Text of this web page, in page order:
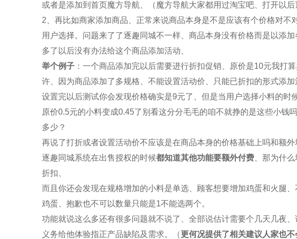
或者是添加到首页魔方导航、（魔方导航大家都用过淘宝吧、打开以后
2 、再比如商家添加商品、正常来说商品本身是不是应该有个价格对
用户选择。问题来了了逐趣同城不一样、商品本身没有价格而是以添
多了以后没有办法给这个商品添加活动、
举个例子 ：一个商品添加完以后需要进行折扣促销、原价是10元我打
许、因为商品添加了多规格、不能设置活动价、只能已折扣的形式添
设置完以后测试你会发现价格确实是9元了、但是当用户选择小料的时
原价0.5元的小料变成0.45了别看这分分毛毛的咱不就挣的是这些小钱
多少？
再说了打折或者设置活动价不应该是在商品本身的价格基础上吗和额外
逐趣同城系统在出售授权的时候都知道其他功能要额外付费 、那为什
折扣、
而且你还会发现在规格增加的小料是单选、顾客想要增加鸡蛋和火腿
鸡蛋、抱歉也不可以数量只能是1不能选两个。
功能就说这么多还有很多问题就不说了、全部说估计需要个几天几夜
义务给他体验指正产品缺陷及需求。（更何况提供了相关建议人家也